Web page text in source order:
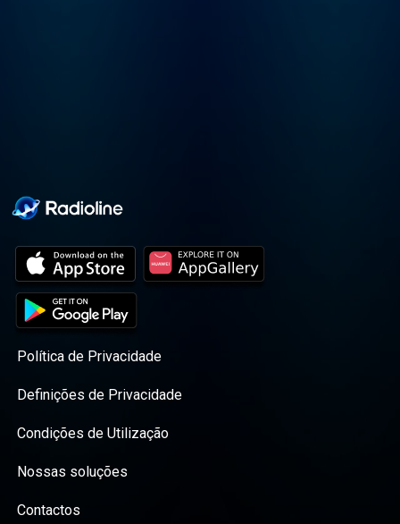
Política de Privacidade
Definições de Privacidade
Condições de Utilização
Nossas soluções
Contactos